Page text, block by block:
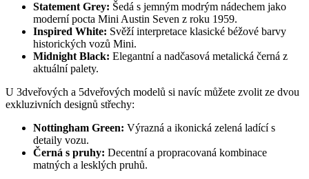
Statement Grey: Šedá s jemným modrým nádechem jako
moderní pocta Mini Austin Seven z roku 1959.
Inspired White: Svěží interpretace klasické béžové barvy
historických vozů Mini.
Midnight Black: Elegantní a nadčasová metalická černá z
aktuální palety.
U 3dveřových a 5dveřových modelů si navíc můžete zvolit ze dvou
exkluzivních designů střechy:
Nottingham Green: Výrazná a ikonická zelená ladící s
detaily vozu.
Černá s pruhy: Decentní a propracovaná kombinace
matných a lesklých pruhů.